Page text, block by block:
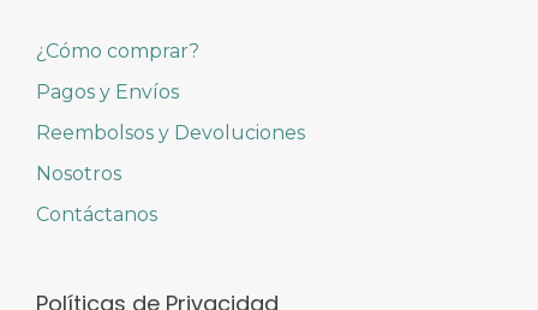
¿Cómo comprar?
Pagos y Envíos
Reembolsos y Devoluciones
Nosotros
Contáctanos
Políticas de Privacidad